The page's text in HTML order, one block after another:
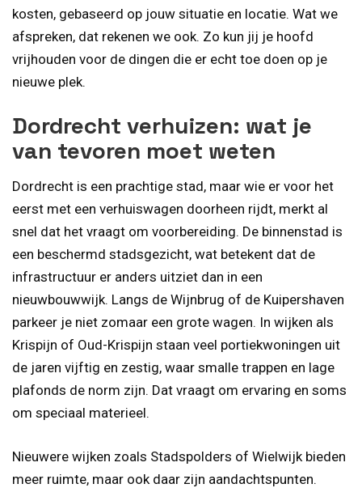
kosten, gebaseerd op jouw situatie en locatie. Wat we
afspreken, dat rekenen we ook. Zo kun jij je hoofd
vrijhouden voor de dingen die er echt toe doen op je
nieuwe plek.
Dordrecht verhuizen: wat je
van tevoren moet weten
Dordrecht is een prachtige stad, maar wie er voor het
eerst met een verhuiswagen doorheen rijdt, merkt al
snel dat het vraagt om voorbereiding. De binnenstad is
een beschermd stadsgezicht, wat betekent dat de
infrastructuur er anders uitziet dan in een
nieuwbouwwijk. Langs de Wijnbrug of de Kuipershaven
parkeer je niet zomaar een grote wagen. In wijken als
Krispijn of Oud-Krispijn staan veel portiekwoningen uit
de jaren vijftig en zestig, waar smalle trappen en lage
plafonds de norm zijn. Dat vraagt om ervaring en soms
om speciaal materieel.
Nieuwere wijken zoals Stadspolders of Wielwijk bieden
meer ruimte, maar ook daar zijn aandachtspunten.